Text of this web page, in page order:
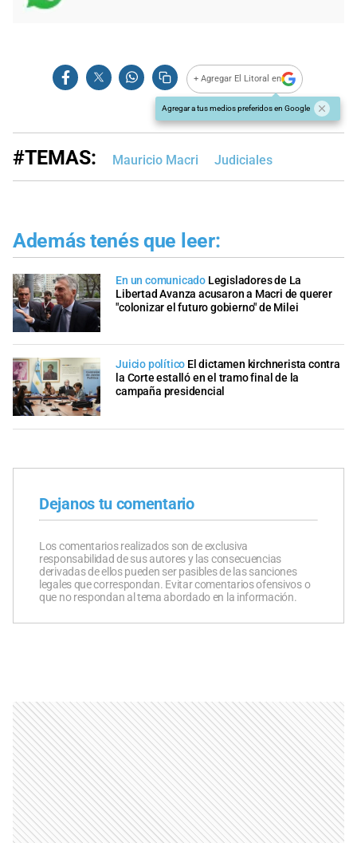
+ Agregar El Litoral en
Agregar a tus medios preferidos en Google
#TEMAS: Mauricio Macri Judiciales
Además tenés que leer:
En un comunicado Legisladores de La
Libertad Avanza acusaron a Macri de querer
"colonizar el futuro gobierno" de Milei
Juicio político El dictamen kirchnerista contra
la Corte estalló en el tramo final de la
campaña presidencial
Dejanos tu comentario
Los comentarios realizados son de exclusiva
responsabilidad de sus autores y las consecuencias
derivadas de ellos pueden ser pasibles de las sanciones
legales que correspondan. Evitar comentarios ofensivos o
que no respondan al tema abordado en la información.